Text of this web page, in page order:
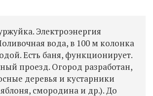
Электроэнергия
вода, в 100 м колонка
Есть баня, функционирует.
проезд. Огород разработан,
деревья и кустарники
яблоня, смородина и др.). До